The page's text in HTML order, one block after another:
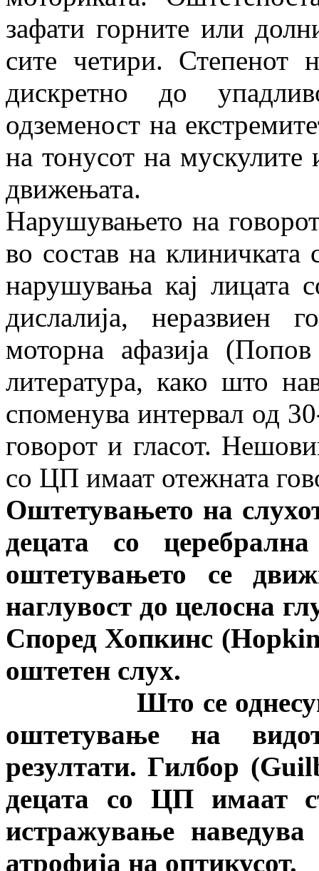
зафати горните или
сите четири. Степенот
дискретно до
одземеност на
на тонусот на
движењата.
Нарушувањето на
во состав на
нарушувања кај лицата
дислалија, неразвиен
моторна афазија
литература, како што
споменува интервал од
говорот и гласот.
со ЦП имаат отежната
Оштетувањето на
децата со
оштетувањето се
наглувост до целосна
Според Хопкинс (
оштетен слух.
Што се однесува
оштетување на
резултати. Гилбор (
децата со ЦП имаат
истражување
атрофија на оптикусот.